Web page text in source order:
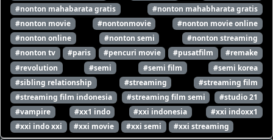
#nonton mahabarata gratis
#nonton mahabharata gratis
#nonton movie
#nontonmovie
#nonton movie online
#nonton online
#nonton semi
#nonton streaming
#nonton tv
#paris #pencuri movie #pusatfilm
#remake
#revolution
#semi #semi film
#semi korea
#sibling relationship
#streaming
#streaming film
#streaming film indonesia
#streaming film semi
#studio 21
#vampire
#xx1 indo #xxi indonesia
#xxi indoxx1
#xxi indo xxi
#xxi movie #xxi semi #xxi streaming